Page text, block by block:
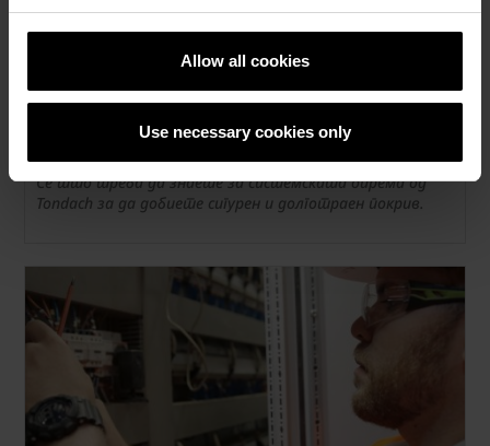
Allow all cookies
Use necessary cookies only
Сè што треба да знаете за системската опрема од
Tondach за да добиете сигурен и долготраен покрив.